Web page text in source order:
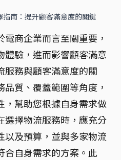
指南：提升顧客滿意度的關鍵
商企業而言至關重要，
體驗，進而影響顧客滿意
服務與顧客滿意度的關
質、覆蓋範圍等角度，
，幫助您根據自身需求做
選擇物流服務時，應充分
以及預算，並與多家物流
合自身需求的方案。此